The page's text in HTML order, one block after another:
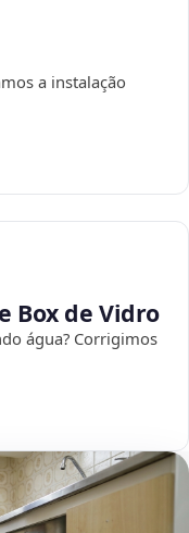
a instalação
Box de Vidro
água? Corrigimos